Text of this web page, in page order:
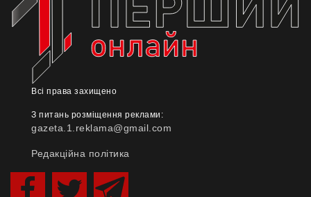
Всі права захищено
З питань розміщення реклами:
gazeta.1.reklama@gmail.com
Редакційна політика